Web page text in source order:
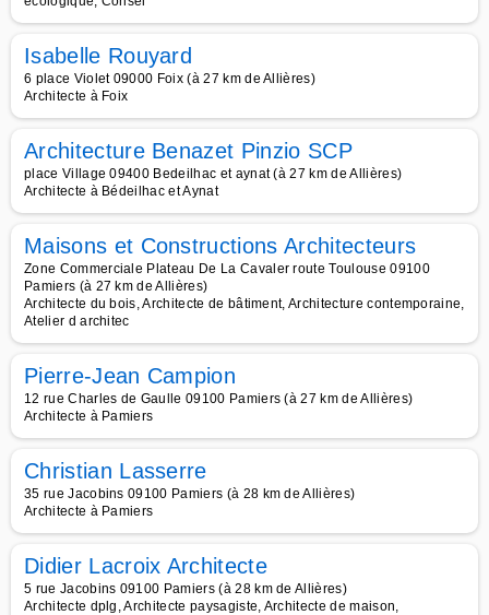
Isabelle Rouyard
6 place Violet 09000 Foix (à 27 km de Allières)
Architecte à Foix
Architecture Benazet Pinzio SCP
place Village 09400 Bedeilhac et aynat (à 27 km de Allières)
Architecte à Bédeilhac et Aynat
Maisons et Constructions Architecteurs
Zone Commerciale Plateau De La Cavaler route Toulouse 09100
Pamiers (à 27 km de Allières)
Architecte du bois, Architecte de bâtiment, Architecture contemporaine,
Atelier d architec
Pierre-Jean Campion
12 rue Charles de Gaulle 09100 Pamiers (à 27 km de Allières)
Architecte à Pamiers
Christian Lasserre
35 rue Jacobins 09100 Pamiers (à 28 km de Allières)
Architecte à Pamiers
Didier Lacroix Architecte
5 rue Jacobins 09100 Pamiers (à 28 km de Allières)
Architecte dplg, Architecte paysagiste, Architecte de maison,